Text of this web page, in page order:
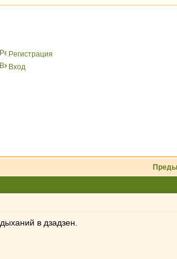
Peгиcтрaция
Вхoд
в дзадзен.